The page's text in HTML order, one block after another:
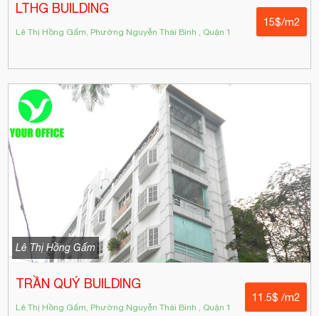
LTHG BUILDING
Lê Thị Hồng Gấm, Phường Nguyễn Thái Bình , Quận 1
15$/m2
Lê Thị Hồng Gấm
TRẦN QUÝ BUILDING
Lê Thị Hồng Gấm, Phường Nguyễn Thái Bình , Quận 1
11.5$ /m2